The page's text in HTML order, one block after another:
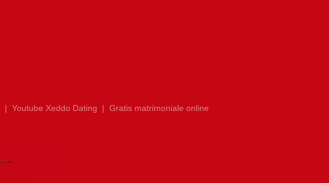
| Youtube Xeddo Dating | Gratis matrimoniale online